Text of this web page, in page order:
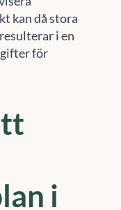
kan då stora
i en
för
i